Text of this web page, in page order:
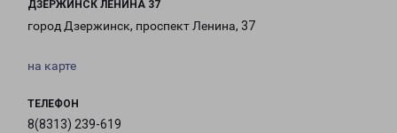
ДЗЕРЖИНСК ЛЕНИНА 37
город Дзержинск, проспект Ленина, 37
на карте
ТЕЛЕФОН
8(8313) 239-619